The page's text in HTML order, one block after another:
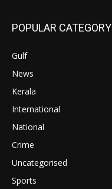
POPULAR CATEGORY
Gulf
News
Kerala
International
National
Crime
Uncategorised
Sports